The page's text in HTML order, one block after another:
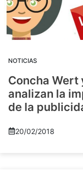
NOTICIAS
Concha Wert
analizan la
de la
20/02/2018